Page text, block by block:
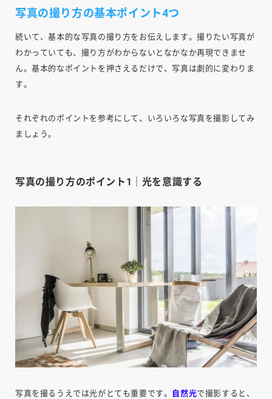
写真の撮り方の基本ポイント4つ
続いて、基本的な写真の撮り方をお伝えします。撮りたい写真が
わかっていても、撮り方がわからないとなかなか再現できませ
ん。基本的なポイントを押さえるだけで、写真は劇的に変わりま
す。
それぞれのポイントを参考にして、いろいろな写真を撮影してみ
ましょう。
写真の撮り方のポイント1｜光を意識する
写真を撮るうえでは光がとても重要です。 自然光で撮影すると、